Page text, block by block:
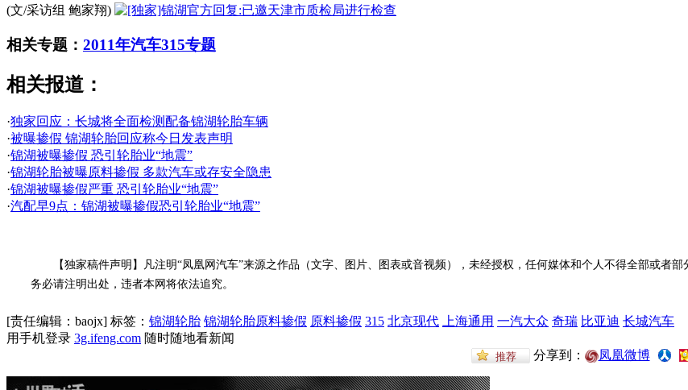
(文/采访组 鲍家翔)
相关专题： 2011年汽车315专题
相关报道：
·独家回应：长城将全面检测配备锦湖轮胎车辆
·被曝掺假 锦湖轮胎回应称今日发表声明
·锦湖被曝掺假 恐引轮胎业“地震”
·锦湖轮胎被曝原料掺假 多款汽车或存安全隐患
·锦湖被曝掺假严重 恐引轮胎业“地震”
·汽配早9点：锦湖被曝掺假恐引轮胎业“地震”
【独家稿件声明】凡注明“凤凰网汽车”来源之作品（文字、图片、图表或音视频），未经授权，任何媒体和个人不得全部或者
务必请注明出处，违者本网将依法追究。
[责任编辑：baojx] 标签： 锦湖轮胎 锦湖轮胎原料掺假 原料掺假 315 北京现代 上海通用 一汽大众 奇瑞 比亚迪 长城汽车
用手机登录 3g.ifeng.com 随时随地看新闻
分享到：
凤凰微博